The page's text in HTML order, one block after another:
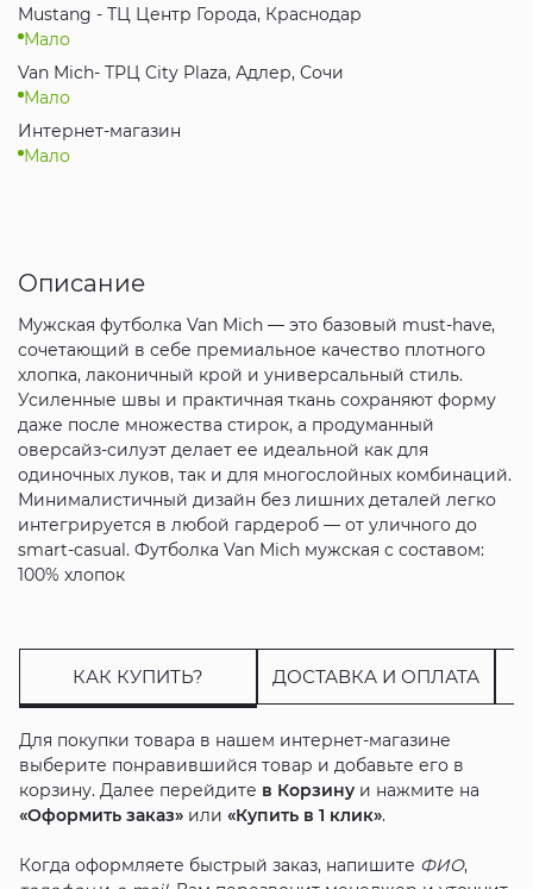
Mustang - ТЦ Центр Города, Краснодар
Мало
Van Mich- ТРЦ City Plaza, Адлер, Сочи
Мало
Интернет-магазин
Мало
Описание
Мужская футболка Van Mich — это базовый must-have,
сочетающий в себе премиальное качество плотного
хлопка, лаконичный крой и универсальный стиль.
Усиленные швы и практичная ткань сохраняют форму
даже после множества стирок, а продуманный
оверсайз-силуэт делает ее идеальной как для
одиночных луков, так и для многослойных комбинаций.
Минималистичный дизайн без лишних деталей легко
интегрируется в любой гардероб — от уличного до
smart-casual. Футболка Van Mich мужская с составом:
100% хлопок
КАК КУПИТЬ? ДОСТАВКА И ОПЛАТА
Для покупки товара в нашем интернет-магазине
выберите понравившийся товар и добавьте его в
корзину. Далее перейдите в Корзинуи нажмите на
«Оформить заказ»или «Купить в 1 клик».
Когда оформляете быстрый заказ, напишите ФИО,